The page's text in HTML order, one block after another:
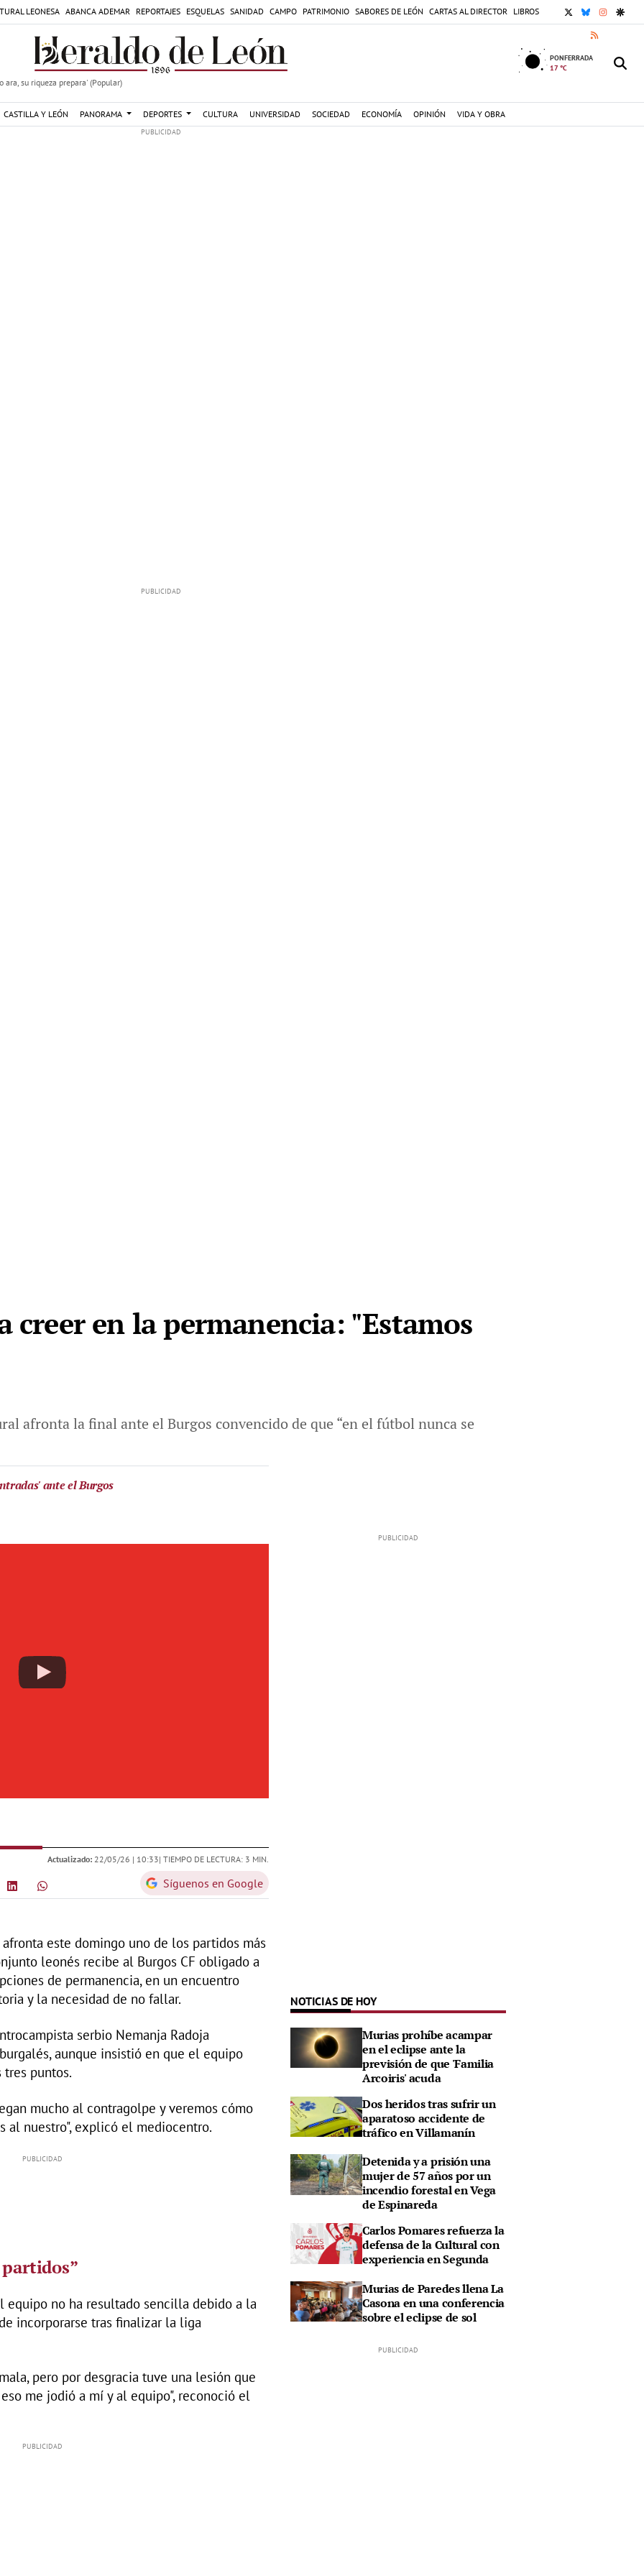
LEONESA ABANCA ADEMAR REPORTAJES ESQUELAS SANIDAD CAMPO PATRIMONIO SABORES DE LEÓN CARTAS AL DIRECTOR LIBROS X BLUESKY
RSS
ara, su riqueza prepara' (Popular)
PONFERRADA
17 °C
CASTILLA Y LEÓN PANORAMA DEPORTES CULTURA UNIVERSIDAD SOCIEDAD ECONOMÍA OPINIÓN VIDA Y OBRA
creer en la permanencia: "Estamos
afronta la final ante el Burgos convencido de que “en el fútbol nunca se
ante el Burgos
Actualizado: 22/05/26 | 10:33| TIEMPO DE LECTURA: 3 MIN.
Síguenos en Google
este domingo uno de los partidos más
leonés recibe al Burgos CF obligado a
de permanencia, en un encuentro
y la necesidad de no fallar.
serbio Nemanja Radoja
aunque insistió en que el equipo
puntos.
mucho al contragolpe y veremos cómo
al nuestro", explicó el mediocentro.
partidos”
equipo no ha resultado sencilla debido a la
incorporarse tras finalizar la liga
pero por desgracia tuve una lesión que
me jodió a mí y al equipo", reconoció el
NOTICIAS DE HOY
Murias prohíbe acampar
en el eclipse ante la
previsión de que 'Familia
Arcoiris' acuda
Dos heridos tras sufrir un
aparatoso accidente de
tráfico en Villamanín
Detenida y a prisión una
mujer de 57 años por un
incendio forestal en Vega
de Espinareda
Carlos Pomares refuerza la
defensa de la Cultural con
experiencia en Segunda
Murias de Paredes llena La
Casona en una conferencia
sobre el eclipse de sol